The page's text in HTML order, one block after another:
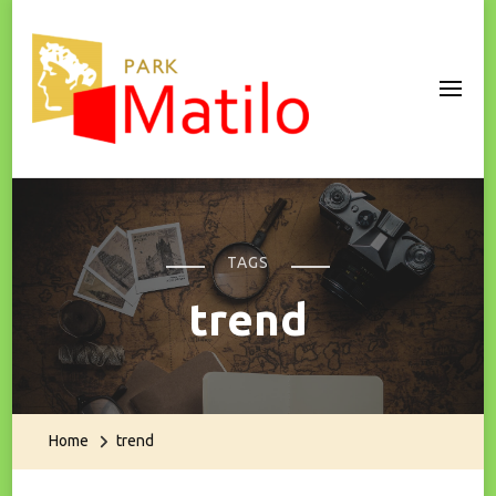
Park Matilo
TAGS
trend
Home trend